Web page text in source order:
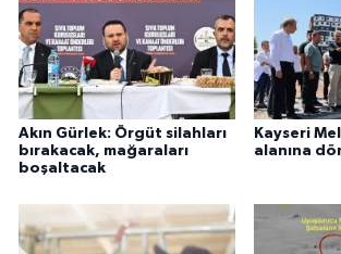
Akın Gürlek: Örgüt silahları
bırakacak, mağaraları
boşaltacak
Kayseri
alanına